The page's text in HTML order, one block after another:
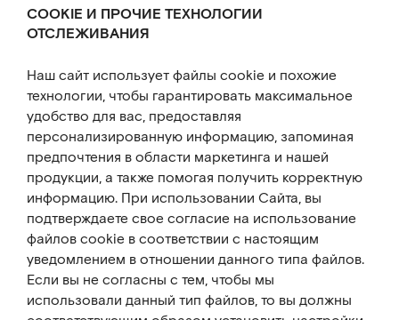
COOKIE И ПРОЧИЕ ТЕХНОЛОГИИ
ОТСЛЕЖИВАНИЯ
Наш сайт использует файлы cookie и похожие
технологии, чтобы гарантировать максимальное
удобство для вас, предоставляя
персонализированную информацию, запоминая
предпочтения в области маркетинга и нашей
продукции, а также помогая получить корректную
информацию. При использовании Сайта, вы
подтверждаете свое согласие на использование
файлов cookie в соответствии с настоящим
уведомлением в отношении данного типа файлов.
Если вы не согласны с тем, чтобы мы
использовали данный тип файлов, то вы должны